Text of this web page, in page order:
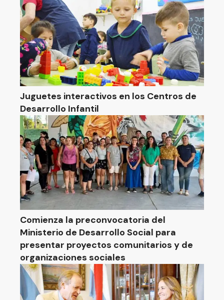
Juguetes interactivos en los Centros de
Desarrollo Infantil
Comienza la preconvocatoria del
Ministerio de Desarrollo Social para
presentar proyectos comunitarios y de
organizaciones sociales